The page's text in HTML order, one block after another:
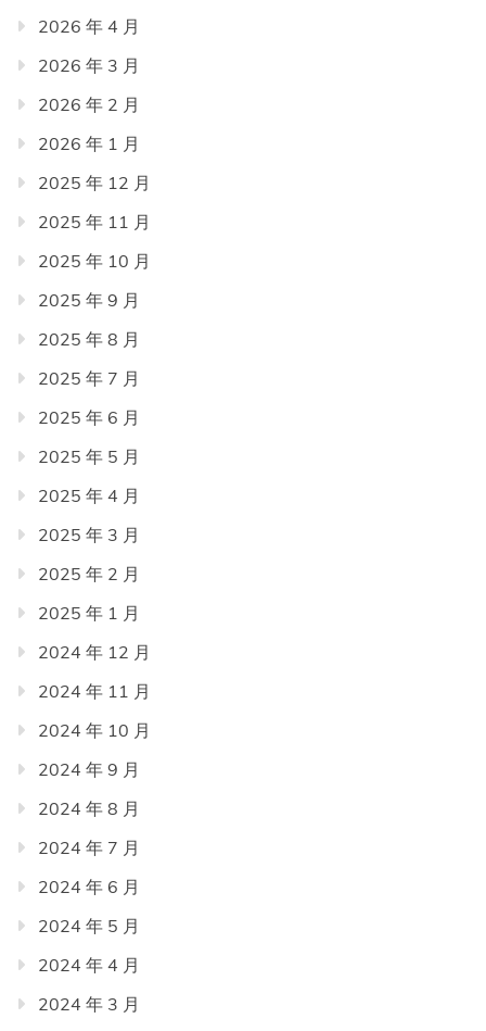
2026 年 4 月
2026 年 3 月
2026 年 2 月
2026 年 1 月
2025 年 12 月
2025 年 11 月
2025 年 10 月
2025 年 9 月
2025 年 8 月
2025 年 7 月
2025 年 6 月
2025 年 5 月
2025 年 4 月
2025 年 3 月
2025 年 2 月
2025 年 1 月
2024 年 12 月
2024 年 11 月
2024 年 10 月
2024 年 9 月
2024 年 8 月
2024 年 7 月
2024 年 6 月
2024 年 5 月
2024 年 4 月
2024 年 3 月